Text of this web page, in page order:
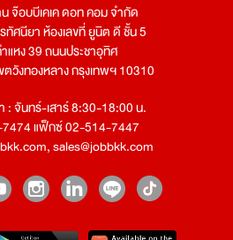
จ๊อบบีเคเค ดอท คอม จำกัด
ทัศนียา ห้องเลขที่ ยูนิต ดี ชั้น 5
แหง 39 ถนนประชาอุทิศ
ตวังทองหลาง กรุงเทพฯ 10310
: จันทร์-เสาร์ 8:30-18:00 น.
7474 แฟ็กซ์ 02-514-7447
,sales@jobbkk.com